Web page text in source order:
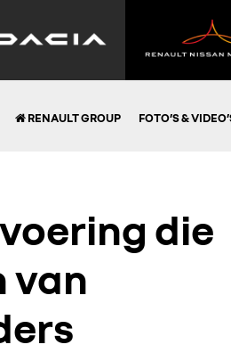
RENAULT GROUP FOTO’S &
die
van